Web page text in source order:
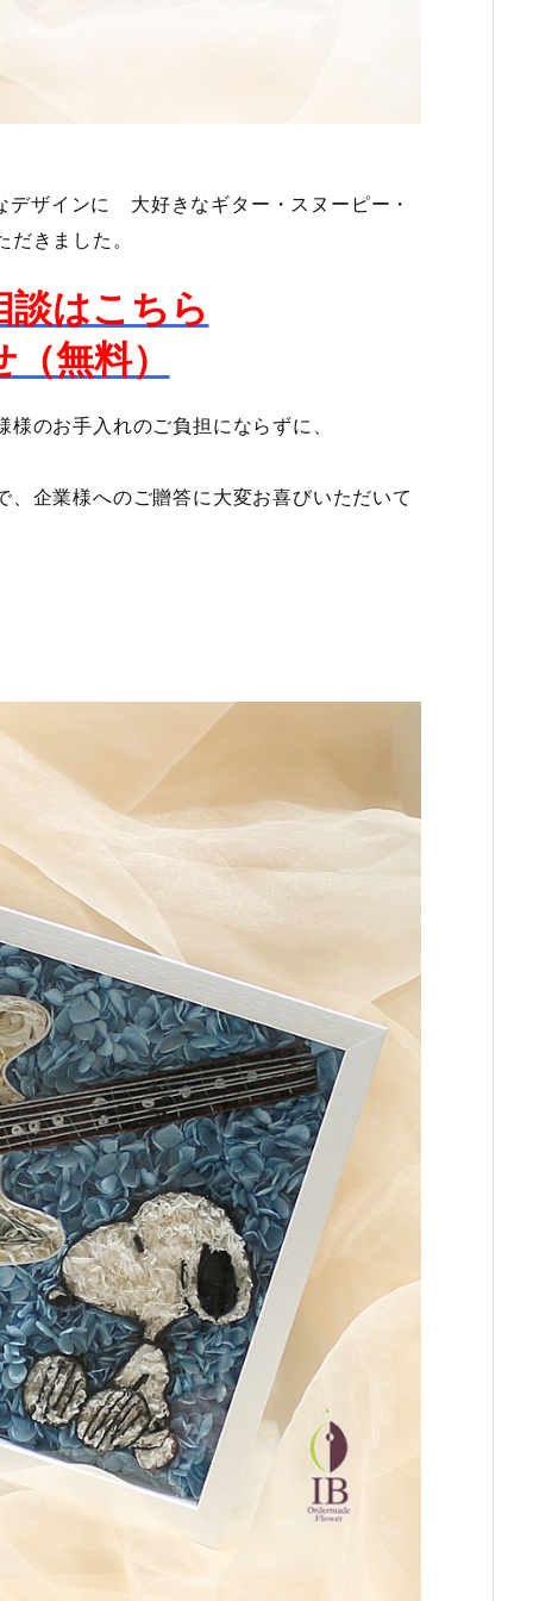
デザインに 大好きなギター・スヌーピー・
きました。
はこちら
無料）
のお手入れのご負担にならずに、
企業様へのご贈答に大変お喜びいただいて